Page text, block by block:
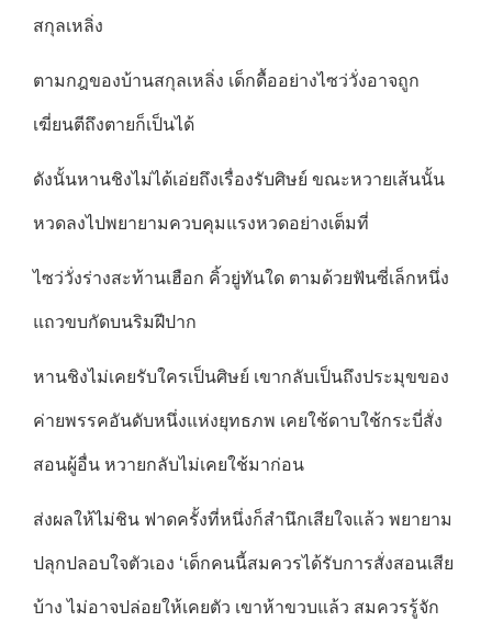
สกุลเหลิ่ง
ตามกฎของบ้านสกุลเหลิ่ง เด็กดื้ออย่างไซว่วั่งอาจถูก
เฆี่ยนตีถึงตายก็เป็นได้
ดังนั้นหานชิงไม่ได้เอ่ยถึงเรื่องรับศิษย์ ขณะหวายเส้นนั้น
หวดลงไปพยายามควบคุมแรงหวดอย่างเต็มที่
ไซว่วั่งร่างสะท้านเฮือก คิ้วยู่ทันใด ตามด้วยฟันซี่เล็กหนึ่ง
แถวขบกัดบนริมฝีปาก
หานชิงไม่เคยรับใครเป็นศิษย์ เขากลับเป็นถึงประมุขของ
ค่ายพรรคอันดับหนึ่งแห่งยุทธภพ เคยใช้ดาบใช้กระบี่สั่ง
สอนผู้อื่น หวายกลับไม่เคยใช้มาก่อน
ส่งผลให้ไม่ชิน ฟาดครั้งที่หนึ่งก็สำนึกเสียใจแล้ว พยายาม
ปลุกปลอบใจตัวเอง ‘เด็กคนนี้สมควรได้รับการสั่งสอนเสีย
บ้าง ไม่อาจปล่อยให้เคยตัว เขาห้าขวบแล้ว สมควรรู้จัก